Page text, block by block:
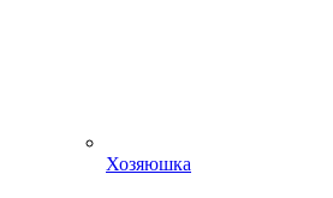
Хозяюшка